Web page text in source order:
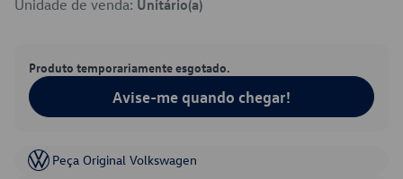
Unidade de venda: Unitário(a)
Produto temporariamente esgotado.
Avise-me quando chegar!
Peça Original Volkswagen